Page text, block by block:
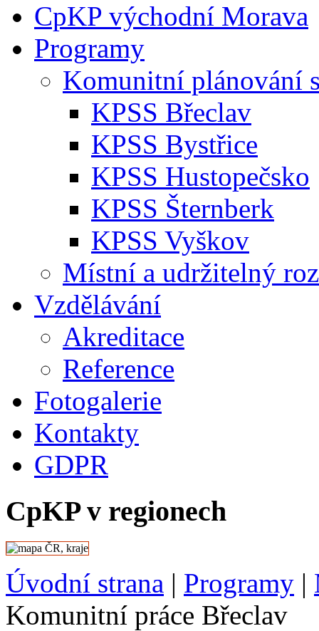
CpKP východní Morava
Programy
Komunitní plánování
KPSS Břeclav
KPSS Bystřice
KPSS Hustopečsko
KPSS Šternberk
KPSS Vyškov
Místní a udržitelný
Vzdělávání
Akreditace
Reference
Fotogalerie
Kontakty
GDPR
CpKP v regionech
Úvodní strana | Programy |
Komunitní práce Břeclav